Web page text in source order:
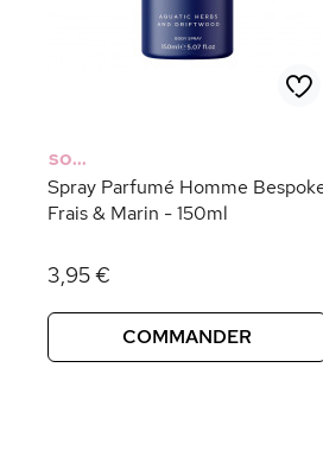
SO...
Spray Parfumé Homme
Frais & Marin - 150ml
3,95 €
COMMANDER